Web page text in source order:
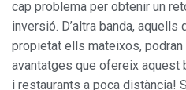
cap problema per obtenir un
inversió. D’altra banda,
propietat ells mateixos,
avantatges que ofereix aquest
i restaurants a poca distància!